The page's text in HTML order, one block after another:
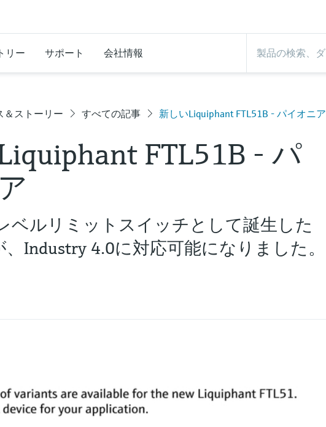
リー サポート 会社情報
＆ストーリー すべての記事 新しいLiquiphant FTL51B - パイオニア
FTL51B - パ
ベルリミットスイッチとして誕生した
Industry 4.0に対応可能になりました。